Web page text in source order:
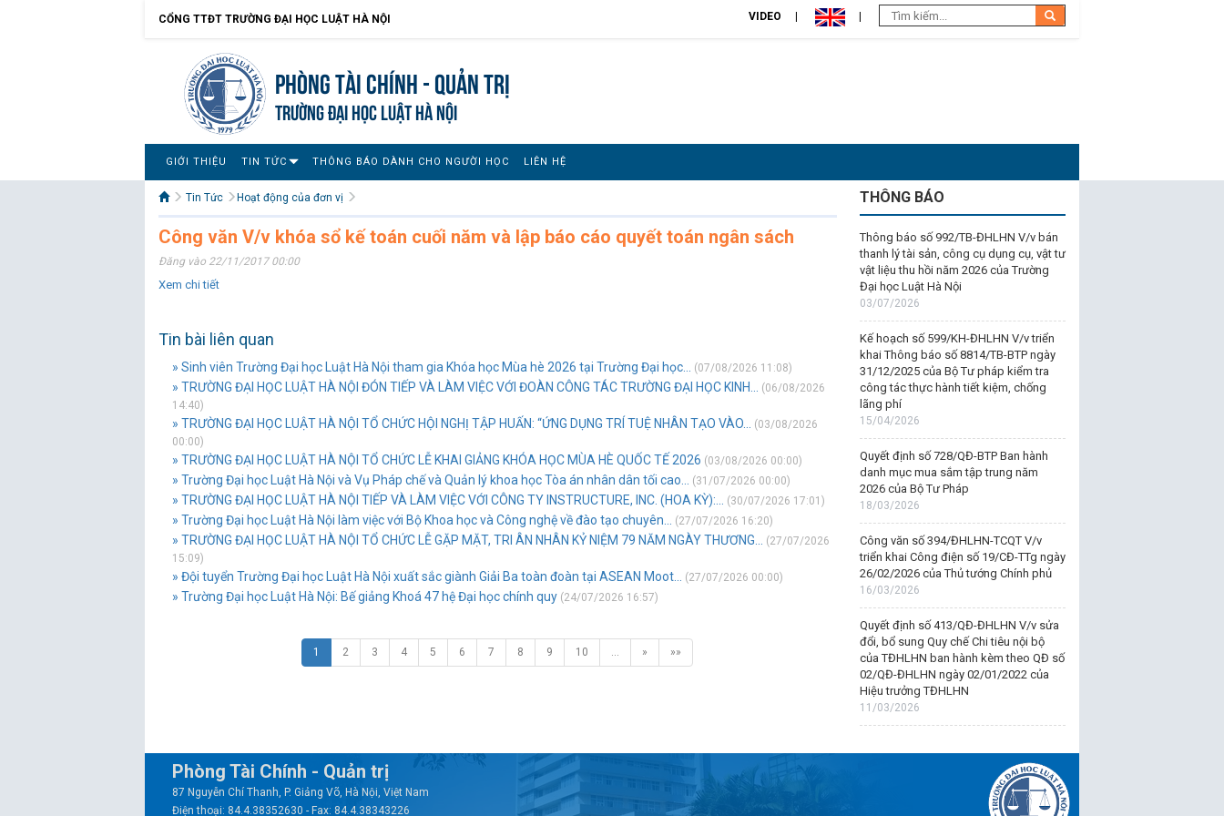
CỔNG TTĐT TRƯỜNG ĐẠI HỌC LUẬT HÀ NỘI VIDEO
Phòng Tài chính - Quản trị
TRƯỜNG ĐẠI HỌC LUẬT HÀ NỘI
GIỚI THIỆU TIN TỨC THÔNG BÁO DÀNH CHO NGƯỜI HỌC LIÊN HỆ
Tin Tức Hoạt động của đơn vị
Công văn V/v khóa sổ kế toán cuối năm và lập báo cáo quyết toán ngân sách
Đăng vào 22/11/2017 00:00
Xem chi tiết
Tin bài liên quan
» Sinh viên Trường Đại học Luật Hà Nội tham gia Khóa học Mùa hè 2026 tại Trường Đại học... (07/08/2026 11:08)
» TRƯỜNG ĐẠI HỌC LUẬT HÀ NỘI ĐÓN TIẾP VÀ LÀM VIỆC VỚI ĐOÀN CÔNG TÁC TRƯỜNG ĐẠI HỌC KINH...
(06/08/2026
14:40)
» TRƯỜNG ĐẠI HỌC LUẬT HÀ NỘI TỔ CHỨC HỘI NGHỊ TẬP HUẤN: “ỨNG DỤNG TRÍ TUỆ NHÂN TẠO VÀO...
(03/08/2026
00:00)
» TRƯỜNG ĐẠI HỌC LUẬT HÀ NỘI TỔ CHỨC LỄ KHAI GIẢNG KHÓA HỌC MÙA HÈ QUỐC TẾ 2026 (03/08/2026 00:00)
» Trường Đại học Luật Hà Nội và Vụ Pháp chế và Quản lý khoa học Tòa án nhân dân tối cao... (31/07/2026 00:00)
» TRƯỜNG ĐẠI HỌC LUẬT HÀ NỘI TIẾP VÀ LÀM VIỆC VỚI CÔNG TY INSTRUCTURE, INC. (HOA KỲ):... (30/07/2026 17:01)
» Trường Đại học Luật Hà Nội làm việc với Bộ Khoa học và Công nghệ về đào tạo chuyên... (27/07/2026 16:20)
» TRƯỜNG ĐẠI HỌC LUẬT HÀ NỘI TỔ CHỨC LỄ GẶP MẶT, TRI ÂN NHÂN KỶ NIỆM 79 NĂM NGÀY THƯƠNG...
(27/07/2026
15:09)
» Đội tuyển Trường Đại học Luật Hà Nội xuất sắc giành Giải Ba toàn đoàn tại ASEAN Moot... (27/07/2026 00:00)
» Trường Đại học Luật Hà Nội: Bế giảng Khoá 47 hệ Đại học chính quy (24/07/2026 16:57)
1 2 3 4 5 6 7 8 9 10 … » »»
THÔNG BÁO
Thông báo số 992/TB-ĐHLHN V/v bán
thanh lý tài sản, công cụ dụng cụ, vật tư
vật liệu thu hồi năm 2026 của Trường
Đại học Luật Hà Nội
03/07/2026
Kế hoạch số 599/KH-ĐHLHN V/v triển
khai Thông báo số 8814/TB-BTP ngày
31/12/2025 của Bộ Tư pháp kiểm tra
công tác thực hành tiết kiệm, chống
lãng phí
15/04/2026
Quyết định số 728/QĐ-BTP Ban hành
danh mục mua sắm tập trung năm
2026 của Bộ Tư Pháp
18/03/2026
Công văn số 394/ĐHLHN-TCQT V/v
triển khai Công điện số 19/CĐ-TTg ngày
26/02/2026 của Thủ tướng Chính phủ
16/03/2026
Quyết định số 413/QĐ-ĐHLHN V/v sửa
đổi, bổ sung Quy chế Chi tiêu nội bộ
của TĐHLHN ban hành kèm theo QĐ số
02/QĐ-ĐHLHN ngày 02/01/2022 của
Hiệu trưởng TĐHLHN
11/03/2026
Phòng Tài Chính - Quản trị
87 Nguyễn Chí Thanh, P. Giảng Võ, Hà Nội, Việt Nam
Điện thoại: 84.4.38352630 - Fax: 84.4.38343226